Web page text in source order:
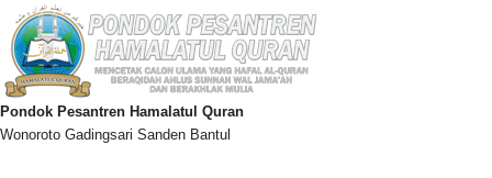
Pondok Pesantren Hamalatul Quran
Wonoroto Gadingsari Sanden Bantul